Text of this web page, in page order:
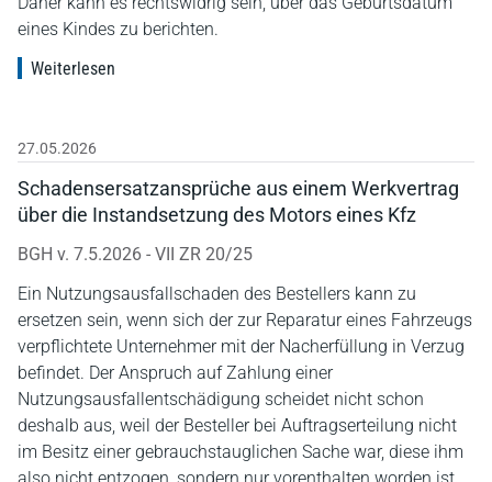
eines Kindes zu berichten.
Weiterlesen
27.05.2026
Schadensersatzansprüche aus einem Werkvertrag
über die Instandsetzung des Motors eines Kfz
BGH v. 7.5.2026 - VII ZR 20/25
Ein Nutzungsausfallschaden des Bestellers kann zu
ersetzen sein, wenn sich der zur Reparatur eines Fahrzeugs
verpflichtete Unternehmer mit der Nacherfüllung in Verzug
befindet. Der Anspruch auf Zahlung einer
Nutzungsausfallentschädigung scheidet nicht schon
deshalb aus, weil der Besteller bei Auftragserteilung nicht
im Besitz einer gebrauchstauglichen Sache war, diese ihm
also nicht entzogen, sondern nur vorenthalten worden ist.